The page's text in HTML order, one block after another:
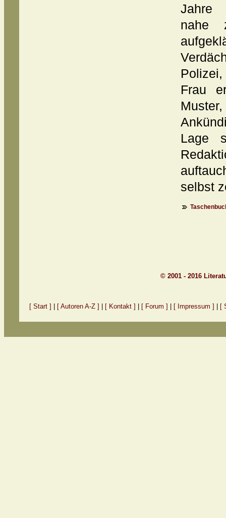
Jahre
nahe
Frau
Lage
selbst
© 2001 - 2016
[ Start ] [ Autoren A-Z ] [ Kontakt ] [ Forum ] [ Impressum ] [